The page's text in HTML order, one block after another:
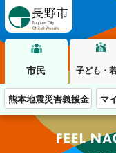
市民 子ども・
熊本地震災害義援金 マ
この街で